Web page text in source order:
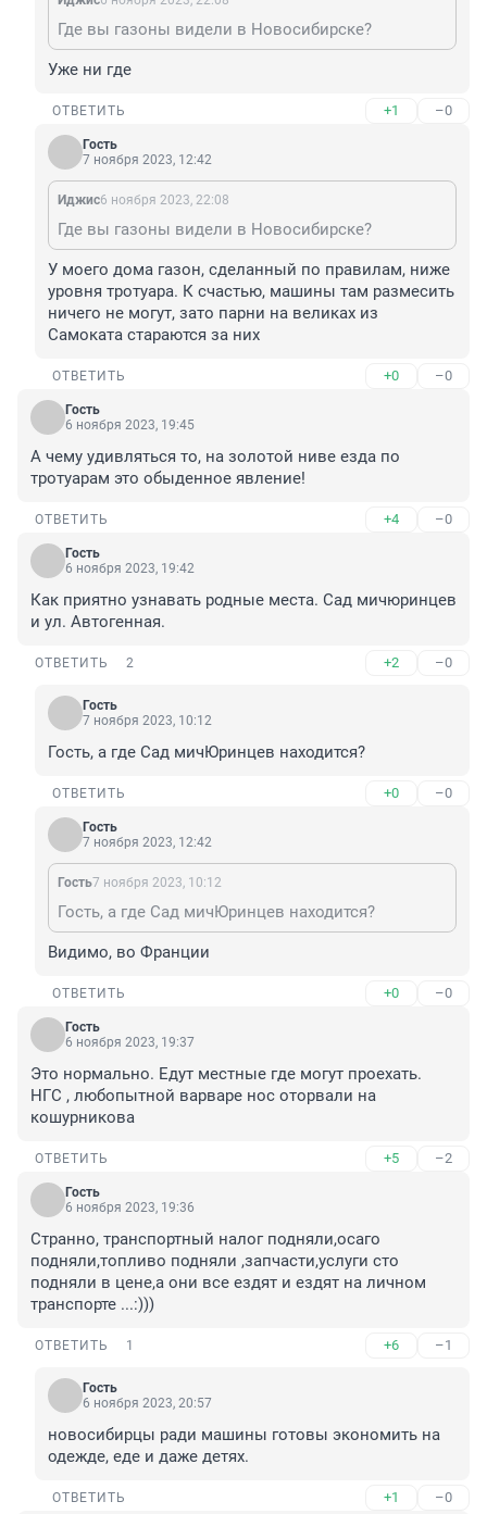
Где вы газоны видели в Новосибирске?
Уже ни где
ОТВЕТИТЬ +1 –0
Гость
7 ноября 2023, 12:42
Иджис6 ноября 2023, 22:08
Где вы газоны видели в Новосибирске?
У моего дома газон, сделанный по правилам, ниже
уровня тротуара. К счастью, машины там размесить
ничего не могут, зато парни на великах из
Самоката стараются за них
ОТВЕТИТЬ +0 –0
Гость
6 ноября 2023, 19:45
А чему удивляться то, на золотой ниве езда по
тротуарам это обыденное явление!
ОТВЕТИТЬ +4 –0
Гость
6 ноября 2023, 19:42
Как приятно узнавать родные места. Сад мичюринцев
и ул. Автогенная.
ОТВЕТИТЬ 2 +2 –0
Гость
7 ноября 2023, 10:12
Гость, а где Сад мичЮринцев находится?
ОТВЕТИТЬ +0 –0
Гость
7 ноября 2023, 12:42
Гость7 ноября 2023, 10:12
Гость, а где Сад мичЮринцев находится?
Видимо, во Франции
ОТВЕТИТЬ +0 –0
Гость
6 ноября 2023, 19:37
Это нормально. Едут местные где могут проехать.
НГС , любопытной варваре нос оторвали на
кошурникова
ОТВЕТИТЬ +5 –2
Гость
6 ноября 2023, 19:36
Странно, транспортный налог подняли,осаго
подняли,топливо подняли ,запчасти,услуги сто
подняли в цене,а они все ездят и ездят на личном
транспорте ...:)))
ОТВЕТИТЬ 1 +6 –1
Гость
6 ноября 2023, 20:57
новосибирцы ради машины готовы экономить на
одежде, еде и даже детях.
ОТВЕТИТЬ +1 –0